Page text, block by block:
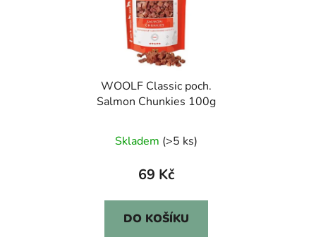
WOOLF Classic poch.
Salmon Chunkies 100g
Skladem (>5 ks)
69 Kč
DO KOŠÍKU